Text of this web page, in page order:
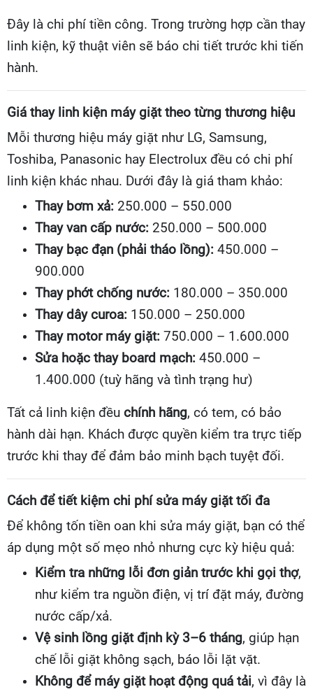
Đây là chi phí tiền công. Trong trường hợp cần thay
linh kiện, kỹ thuật viên sẽ báo chi tiết trước khi tiến
hành.
Giá thay linh kiện máy giặt theo từng thương hiệu
Mỗi thương hiệu máy giặt như LG, Samsung,
Toshiba, Panasonic hay Electrolux đều có chi phí
linh kiện khác nhau. Dưới đây là giá tham khảo:
Thay bơm xả: 250.000 – 550.000
Thay van cấp nước: 250.000 – 500.000
Thay bạc đạn (phải tháo lồng): 450.000 –
900.000
Thay phớt chống nước: 180.000 – 350.000
Thay dây curoa: 150.000 – 250.000
Thay motor máy giặt: 750.000 – 1.600.000
Sửa hoặc thay board mạch: 450.000 –
1.400.000 (tuỳ hãng và tình trạng hư)
Tất cả linh kiện đều chính hãng, có tem, có bảo
hành dài hạn. Khách được quyền kiểm tra trực tiếp
trước khi thay để đảm bảo minh bạch tuyệt đối.
Cách để tiết kiệm chi phí sửa máy giặt tối đa
Để không tốn tiền oan khi sửa máy giặt, bạn có thể
áp dụng một số mẹo nhỏ nhưng cực kỳ hiệu quả:
Kiểm tra những lỗi đơn giản trước khi gọi thợ,
như kiểm tra nguồn điện, vị trí đặt máy, đường
nước cấp/xả.
Vệ sinh lồng giặt định kỳ 3–6 tháng, giúp hạn
chế lỗi giặt không sạch, báo lỗi lặt vặt.
Không để máy giặt hoạt động quá tải, vì đây là